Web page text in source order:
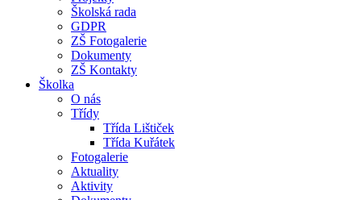
Školská rada
GDPR
ZŠ Fotogalerie
Dokumenty
ZŠ Kontakty
Školka
O nás
Třídy
Třída Lištiček
Třída Kuřátek
Fotogalerie
Aktuality
Aktivity